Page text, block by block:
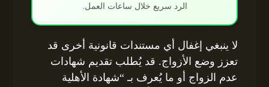
الرد سريع خلال ساعات العمل.
لا ينبغي إغفال أي مستندات قانونية أخرى قد
تعزز وضع الأزواج. قد يُطلب تقديم شهادات
عدم الزواج أو ما يُعرف بـ “شهادة الأهلية